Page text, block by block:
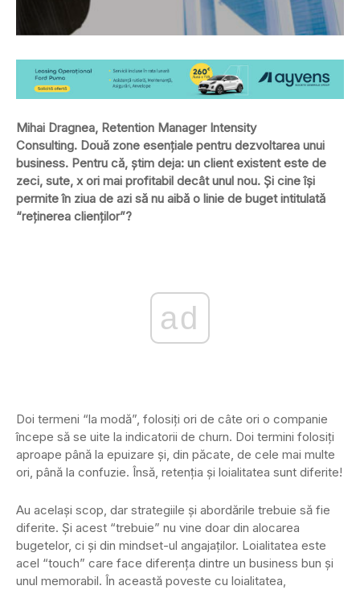
Mihai Dragnea, Retention Manager Intensity
Consulting. Două zone esenţiale pentru dezvoltarea unui
business. Pentru că, ştim deja: un client existent este de
zeci, sute, x ori mai profitabil decât unul nou. Şi cine îşi
permite în ziua de azi să nu aibă o linie de buget intitulată
“reţinerea clienţilor”?
ad
Doi termeni “la modă”, folosiţi ori de câte ori o companie
începe să se uite la indicatorii de churn. Doi termini folosiţi
aproape până la epuizare şi, din păcate, de cele mai multe
ori, până la confuzie. Însă, retenţia şi loialitatea sunt diferite!
Au acelaşi scop, dar strategiile şi abordările trebuie să fie
diferite. Şi acest “trebuie” nu vine doar din alocarea
bugetelor, ci şi din mindset-ul angajaţilor. Loialitatea este
acel “touch” care face diferenţa dintre un business bun şi
unul memorabil. În această poveste cu loialitatea,